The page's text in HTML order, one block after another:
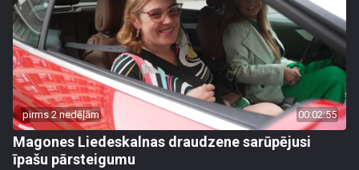
pirms 2 nedēļām 00:02:55
Magones Liedeskalnas draudzene sarūpējusi
īpašu pārsteigumu